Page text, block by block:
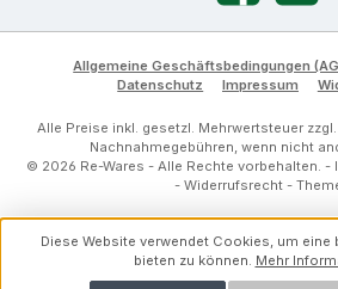
Allgemeine Geschäftsbedingungen
Datenschutz
Impressum
Alle Preise inkl. gesetzl. Mehrwertsteuer zzgl.
Nachnahmegebühren, wenn nicht
© 2026 Re-Wares - Alle Rechte vorbehalten. -
- Widerrufsrecht-
Diese Website verwendet Cookies, um
bieten zu können. Mehr